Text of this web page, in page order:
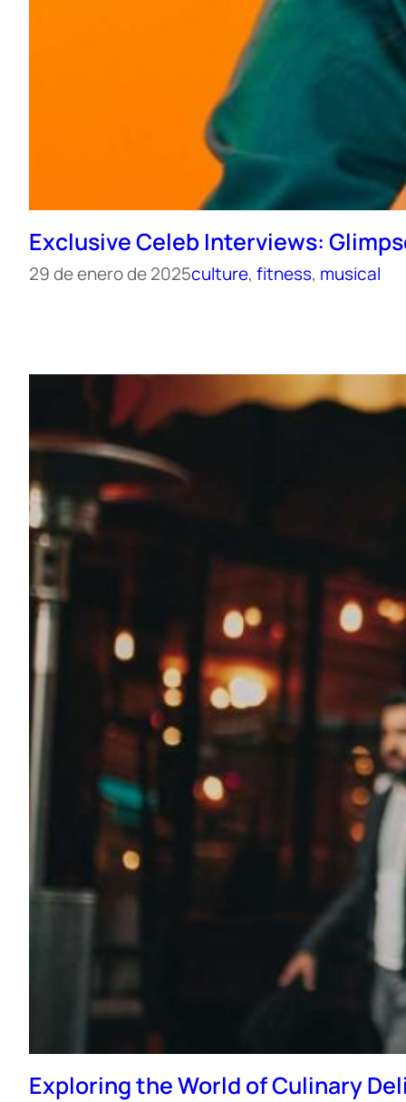
Exclusive Celeb Interviews:
29 de enero de 2025culture, fitness, musical
Exploring the World of Culinary